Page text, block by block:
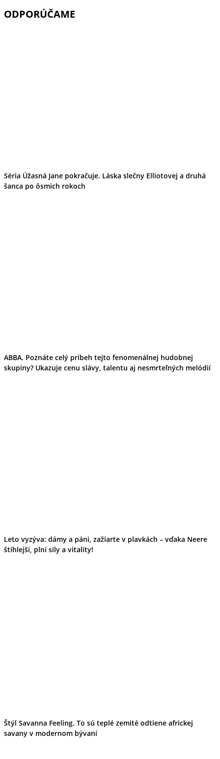
Podujatia
Výstava
Galéria
Hrady
Podujatia
ODPORÚČAME
Séria Úžasná Jane pokračuje. Láska slečny Elliotovej a druhá
šanca po ôsmich rokoch
ABBA. Poznáte celý príbeh tejto fenomenálnej hudobnej
skupiny? Ukazuje cenu slávy, talentu aj nesmrteľných melódií
Leto vyzýva: dámy a páni, zažiarte v plavkách – vďaka Neere
štíhlejší, plní sily a vitality!
Štýl Savanna Feeling. To sú teplé zemité odtiene africkej
savany v modernom bývaní